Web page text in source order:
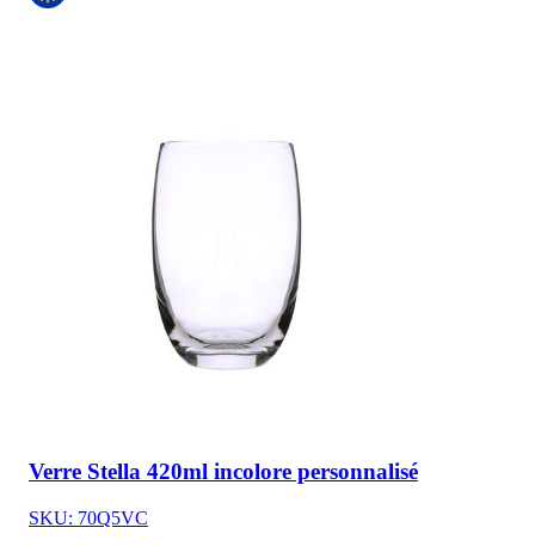
Verre Stella 420ml incolore personnalisé
SKU: 70Q5VC